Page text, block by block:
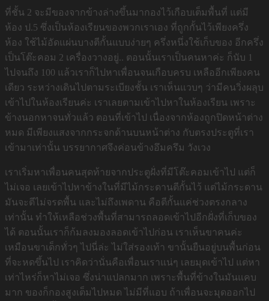
ที่ชั้น 2 จะมีของจากข้างล่างขึ้นมากองไว้เกือบเต็มพื้นที่ แต่มี
ห้อง ป.5 ซึ่งเป็นห้องเรียนของพวกเราเอง ที่ถูกกั้นไว้เพียงครึ่ง
ห้อง ใช้ไม้อัดแผ่นบางตีกั้นแบบง่ายๆ ครึ่งหนึ่งใช้เก็บของ อีกครึ่ง
เป็นโต๊ะคอม 2 เครื่องวางอยู่.. ตอนนั้นเราเป็นคนหาค่ะ ก็นับ 1
ไปจนถึง 100 แล้วเราก็ไปหาเพื่อนจนเกือบครบ เหลืออีกเพียงคน
เดียว ระหว่างเดินไปตามระเบียงชั้น เราเห็นแวบๆ ว่ามีคนวิ่งผลุบ
เข้าไปในห้องเรียนค่ะ เราเลยตามเข้าไปหาในห้องเรียน เพราะ
ข้างนอกหาจนทั่วแล้ว ตอนที่เข้าไป เนื่องจากห้องถูกปิดหน้าต่าง
หมด มีเพียงแสงจากกระจกด้านบนหน้าต่าง กับตรงประตูที่เรา
เข้ามาเท่านั้น บรรยากาศจึงค่อนข้างอึมครึม วังเวง
เราเริ่มหาเพื่อนคนสุดท้ายจากประตูฝั่งที่มีโต๊ะคอมเข้าไป แต่ก็
ไม่เจอ เลยเข้าไปหาข้างในที่มีไม้กระดานตีกั้นไว้ แต่ไม้กระดาน
มันจะตีไม่จรดพื้น และไม่ถึงเพดาน คือตีกั้นแค่ช่วงตรงกลาง
เท่านั้น ทำให้เหลือช่วงพื้นที่สามารถลอดเข้าไปอีกฝั่งที่เก็บของ
ได้ ตอนนั้นเราก็ก้มลงมองลอดเข้าไปก่อน เราเห็นขาคนค่ะ
เหมือนขาเด็กทั่วๆ ไปนี่ล่ะ ไม่ใส่รองเท้า ขานั้นยืนอยู่บนพื้นก่อน
ที่จะหดขึ้นไป เราคิดว่านั่นคือเพื่อนเราแน่ๆ เลยมุดเข้าไป แต่หา
เท่าไหร่ก็หาไม่เจอ ซึ่งน่าแปลกมาก เพราะพื้นที่ข้างในมันแคบ
มาก ของก็กองสูงเต็มไปหมด ไม่มีที่แอบ ถ้าเพื่อนจะมุดออกไป